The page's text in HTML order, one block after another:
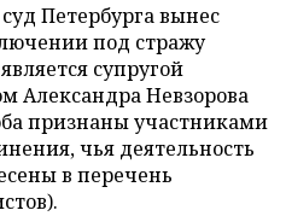
Петербурга вынес
под стражу
супругой
Александра Невзорова
признаны участниками
чья деятельность
в перечень